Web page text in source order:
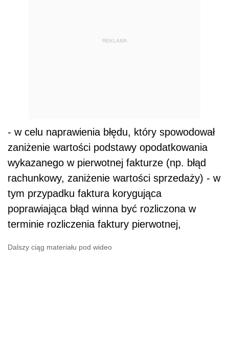
REKLAMA
- w celu naprawienia błędu, który spowodował
zaniżenie wartości podstawy opodatkowania
wykazanego w pierwotnej fakturze (np. błąd
rachunkowy, zaniżenie wartości sprzedaży) - w
tym przypadku faktura korygująca
poprawiająca błąd winna być rozliczona w
terminie rozliczenia faktury pierwotnej,
Dalszy ciąg materiału pod wideo